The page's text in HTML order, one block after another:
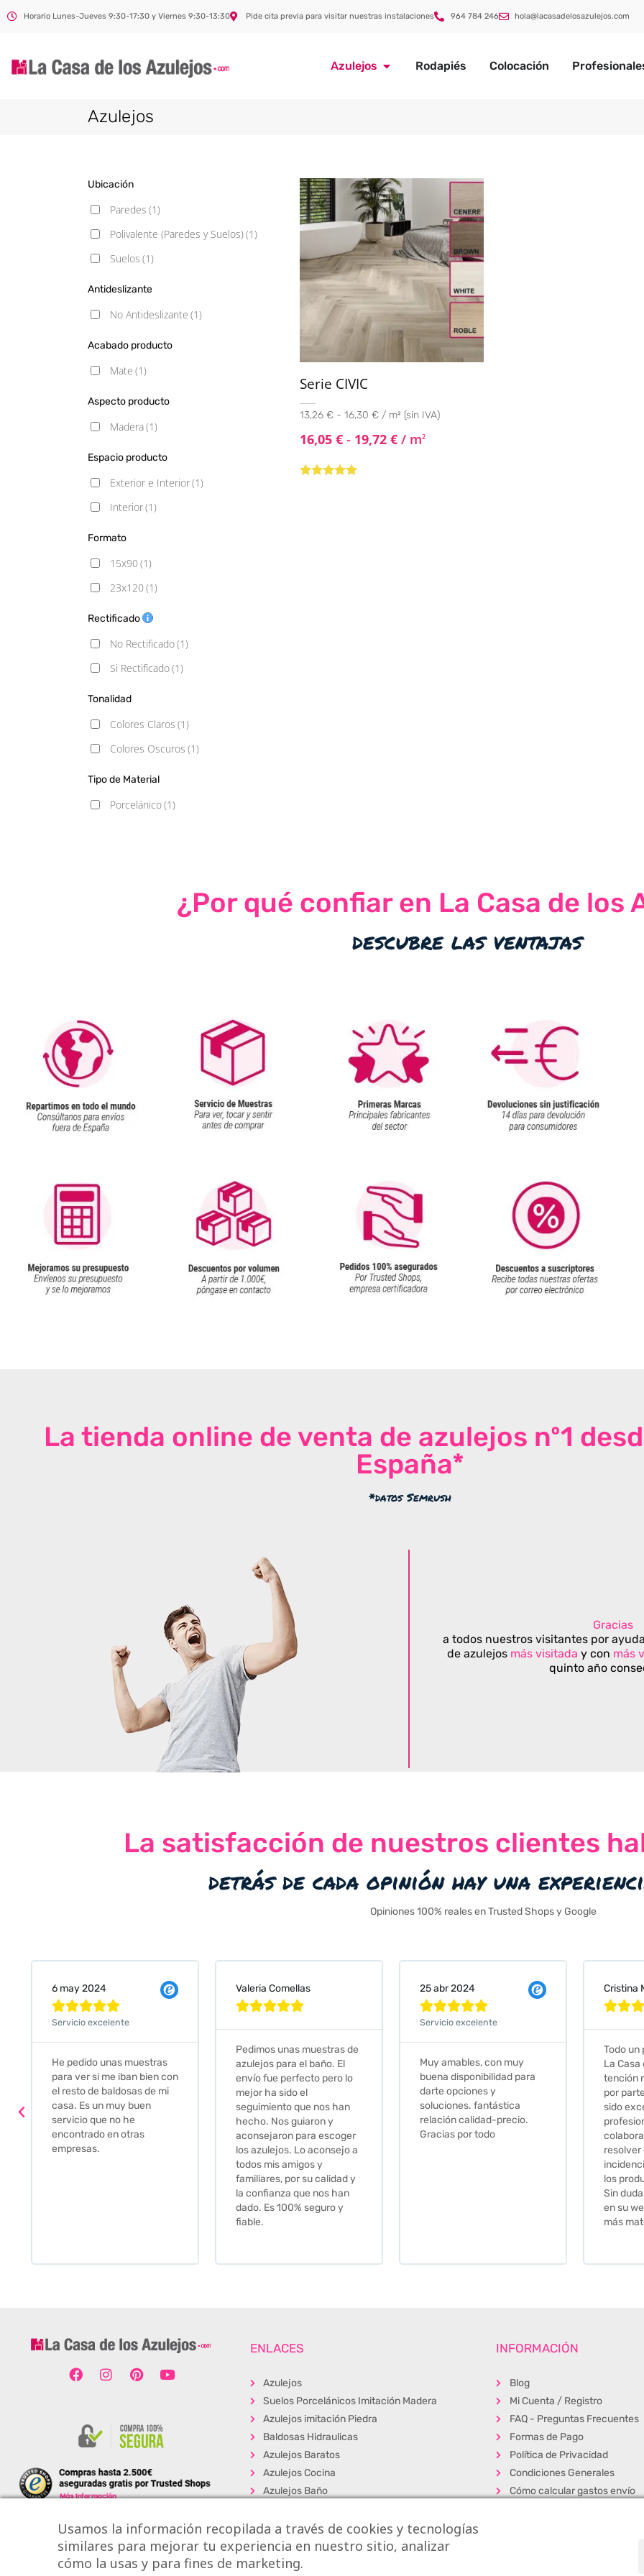
Horario Lunes-Jueves 9:30-17:30 y Viernes 9:30-13:30 Pide cita previa para visitar nuestras instalaciones 964 784 246 hola@lacasadelosazulejos.com
Azulejos Rodapiés Colocación
Azulejos
Ubicación
Paredes (1)
Polivalente (Paredes y Suelos)(1)
Suelos (1)
Antideslizante
No Antideslizante (1)
Acabado producto
Mate (1)
Aspecto producto
Madera(1)
Espacio producto
Exterior e Interior(1)
Interior(1)
Formato
15x90 (1)
23x120 (1)
Rectificado
No Rectificado(1)
Si Rectificado(1)
Tonalidad
Colores Claros (1)
Colores Oscuros (1)
Tipo de Material
Porcelánico(1)
Serie CIVIC
13,26 € - 16,30 € / m² (sin IVA)
16,05 € - 19,72 € / m2
¿Por qué confiar en La Casa de los
descubre las ventajas
La tienda online de venta de azulejos nº1
España*
*datos Semrush
Gracias
a todos nuestros visitantes por
de azulejos más visitada y con más
quinto año
La satisfacción de nuestros clientes
detrás de cada opinión hay una
Opiniones 100% reales en Trusted Shops y Google
Valeria Comellas

azulejos para el baño. El
envío fue perfecto pero lo
mejor ha sido el
seguimiento que nos han
hecho. Nos guiaron y
aconsejaron para escoger
los azulejos. Lo aconsejo a
25 abr 2024

Muy amables, con muy
buena disponibilidad para
darte opciones y
soluciones. fantástica
relación calidad-precio.
Gracias por todo
Cristina Martin Serrano

La Casa de los Azulejos. La
tención recibida, sobretodo
por parte de Stephanie, ha
sido excepcional. Serios,
profesionales,
colaboradores para

muy
sus
ENLACES
Azulejos
Suelos Porcelánicos Imitación Madera
Azulejos imitación Piedra
Baldosas Hidraulicas
Azulejos Baratos
Azulejos Cocina
Azulejos Baño
Porcelánicos
Suelos Vinílicos
Los + Vendidos
INFORMACIÓN
Blog
Mi Cuenta / Registro
FAQ - Preguntas Frecuentes
Formas de Pago
Política de Privacidad
Condiciones Generales
Cómo calcular gastos envío
Usamos la información recopilada a través de cookies y tecnologías
similares para mejorar tu experiencia en nuestro sitio, analizar
cómo la usas y para fines de marketing.